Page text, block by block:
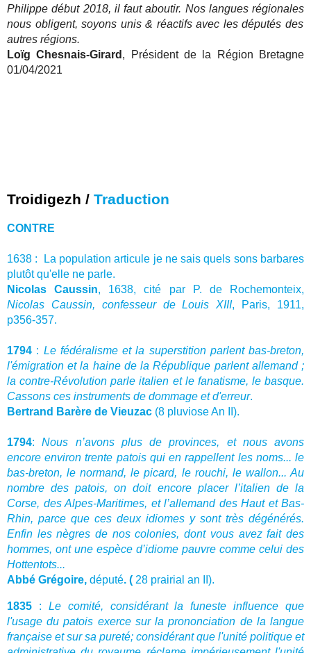
Philippe début 2018, il faut aboutir. Nos langues régionales
nous obligent, soyons unis & réactifs avec les députés des
autres régions.
Loïg Chesnais-Girard , Président de la Région Bretagne
01/04/2021
Troidigezh / Traduction
CONTRE
1638 : La population articule je ne sais quels sons barbares
plutôt qu'elle ne parle.
Nicolas Caussin, 1638, cité par P. de Rochemonteix,
Nicolas Caussin, confesseur de Louis XIII, Paris, 1911,
p356-357.
1794 : Le fédéralisme et la superstition parlent bas-breton,
l'émigration et la haine de la République parlent allemand ;
la contre-Révolution parle italien et le fanatisme, le basque.
Cassons ces instruments de dommage et d'erreur.
Bertrand Barère de Vieuzac (8 pluviose An II).
1794:Nous n’avons plus de provinces, et nous avons
encore environ trente patois qui en rappellent les noms... le
bas-breton, le normand, le picard, le rouchi, le wallon... Au
nombre des patois, on doit encore placer l’italien de la
Corse, des Alpes-Maritimes, et l’allemand des Haut et Bas-
Rhin, parce que ces deux idiomes y sont très dégénérés.
Enfin les nègres de nos colonies, dont vous avez fait des
hommes, ont une espèce d’idiome pauvre comme celui des
Hottentots...
Abbé Grégoire, député. ( 28 prairial an II).
1835 : Le comité, considérant la funeste influence que
l'usage du patois exerce sur la prononciation de la langue
française et sur sa pureté; considérant que l'unité politique et